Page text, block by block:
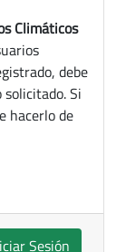
Climáticos
debe
Si
hacerlo de
Sesión